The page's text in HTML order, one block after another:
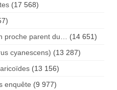
(17 568)
proche parent du…
(14 651)
cyanescens) (13 287)
(13 156)
enquête (9 977)